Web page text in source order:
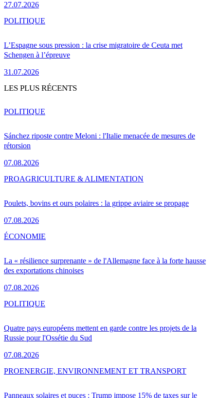
27.07.2026
L’Espagne sous pression : la crise migratoire de Ceuta met
Schengen à l’épreuve
31.07.2026
POLITIQUE
LES PLUS RÉCENTS
Sánchez riposte contre Meloni : l'Italie menacée de mesures de
rétorsion
07.08.2026
POLITIQUE
Poulets, bovins et ours polaires : la grippe aviaire se propage
07.08.2026
PROAGRICULTURE & ALIMENTATION
La « résilience surprenante » de l'Allemagne face à la forte hausse
des exportations chinoises
07.08.2026
ÉCONOMIE
Quatre pays européens mettent en garde contre les projets de la
Russie pour l'Ossétie du Sud
07.08.2026
POLITIQUE
Panneaux solaires et puces : Trump impose 15% de taxes sur le
PROENERGIE, ENVIRONNEMENT ET TRANSPORT